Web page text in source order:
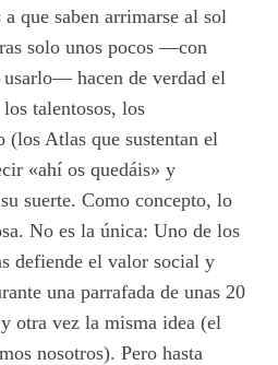
que saben arrimarse al sol
solo unos pocos —con
hacen de verdad el
talentosos, los
(los Atlas que sustentan el
«ahí os quedáis» y
suerte. Como concepto, lo
No es la única: Uno de los
defiende el valor social y
una parrafada de unas 20
otra vez la misma idea (el
nosotros). Pero hasta